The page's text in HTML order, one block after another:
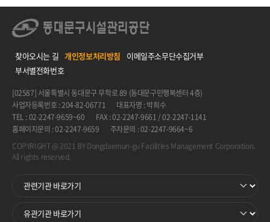
찾아오시는 길 개인정보처리방침
이메일주소무단수집거부
부서별전화번호
[02587] 서울특별시 동대문구 무학로 89 (동대문구민행복센터 4층)
사업자등록번호 : 204-82-06771
대표자명 : 박희수
TEL : 02-2247-9659~60
FAX : 02-2247-9661 / 02-2247-1141
홈페이지문의 : 02-2247-9659
주차문의 : 02-2247-9664~6
COPYRIGHT @ 2021 BY Dongdaemun-gu Facilities Management Corporation.
All rights reserved.